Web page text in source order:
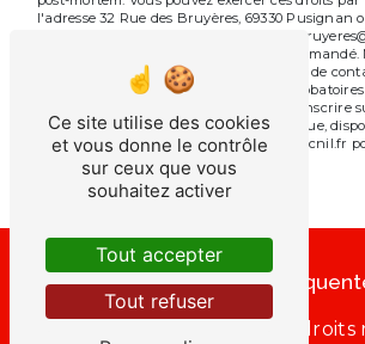
l'adresse 32 Rue des Bruyères, 69330 Pusignan
électronique à l'adresse
justificatif d'identité pourra vous être demandé.
vos données pendant la période de prise de
durée de prescription légale aux fins
contentieux. Vous avez le droit de vous inscrire
d'opposition au démarchage téléphonique,
adresse:Bloctel.gouv.fr. Consultez le site cnil.fr
d’informations sur vos droits.
Recherches
- 2026 - Tous droits
Ce site utilise des cookies
et vous donne le contrôle
sur ceux que vous
souhaitez activer
Tout accepter
Tout refuser